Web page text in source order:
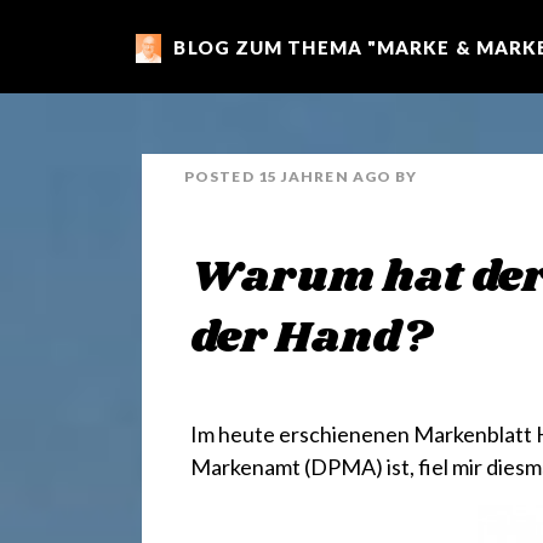
m
a
BLOG ZUM THEMA "MARKE &
POSTED 15 JAHREN AGO BY
Warum hat
der Hand?
Im heute erschienenen Markenblatt
Markenamt (DPMA) ist, fiel mir